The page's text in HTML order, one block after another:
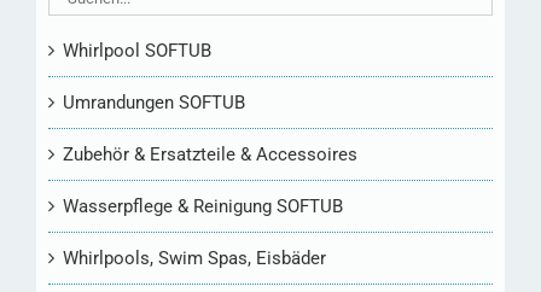
Whirlpool SOFTUB
Umrandungen SOFTUB
Zubehör & Ersatzteile & Accessoires
Wasserpflege & Reinigung SOFTUB
Whirlpools, Swim Spas, Eisbäder